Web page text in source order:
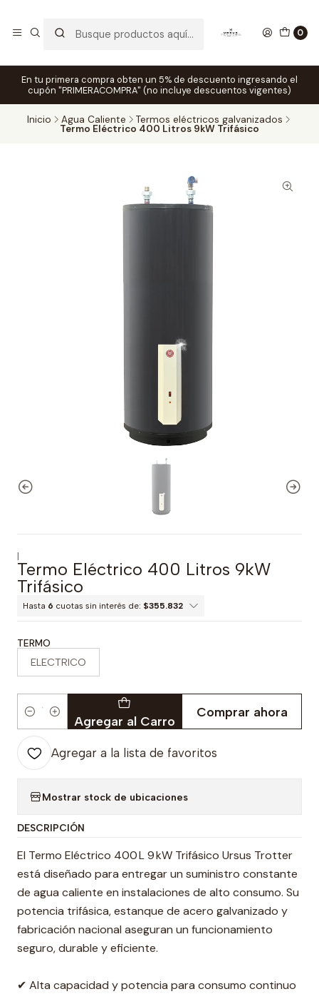
0
En tu primera compra obten un 5% de descuento ingresando el
cupón "PRIMERACOMPRA" (no incluye descuentos vigentes)
Inicio Agua Caliente Termos eléctricos galvanizados
Termo Eléctrico 400 Litros 9kW Trifásico
|
Termo Eléctrico 400 Litros 9kW
Trifásico
Hasta 6 cuotas sin interés de: $355.832
TERMO
ELECTRICO
Cantidad Agregar al Carro
Comprar ahora
Agregar a la lista de favoritos
Mostrar stock de ubicaciones
DESCRIPCIÓN
El Termo Eléctrico 400 L 9 kW Trifásico Ursus Trotter
está diseñado para entregar un suministro constante
de agua caliente en instalaciones de alto consumo. Su
potencia trifásica, estanque de acero galvanizado y
fabricación nacional aseguran un funcionamiento
seguro, durable y eficiente.
✔ Alta capacidad y potencia para consumo continuo